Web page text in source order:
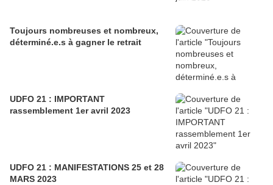
Toujours nombreuses et nombreux,
déterminé.e.s à gagner le retrait
UDFO 21 : IMPORTANT
rassemblement 1er avril 2023
UDFO 21 : MANIFESTATIONS 25 et 28
MARS 2023